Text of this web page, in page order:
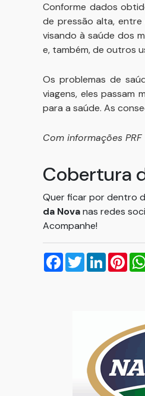
Conforme dados
de pressão alta,
visando à saúde dos
e, também, de outros
Os problemas de
viagens, eles passam
para a saúde. As
Com informações PRF
Cobertura
Quer ficar por dentro
da Novanas redes
Acompanhe!
Facebook
TwitterLinkedIn